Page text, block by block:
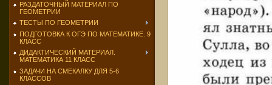
РАЗДАТОЧНЫЙ МАТЕРИАЛ ПО
ГЕОМЕТРИИ
ТЕСТЫ ПО ГЕОМЕТРИИ
ПОДГОТОВКА К ОГЭ ПО МАТЕМАТИКЕ. 9
КЛАСС
ДИДАКТИЧЕСКИЙ МАТЕРИАЛ.
МАТЕМАТИКА 11 КЛАСС
ЗАДАЧИ НА СМЕКАЛКУ ДЛЯ 5-6
КЛАССОВ